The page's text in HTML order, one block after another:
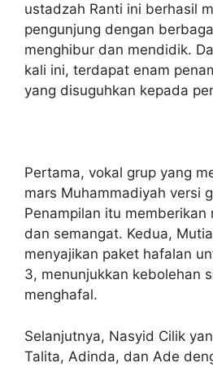
ustadzah Ranti ini berhasil
pengunjung dengan
menghibur dan mendidik.
kali ini, terdapat enam
yang disuguhkan kepada
Pertama, vokal grup yang
mars Muhammadiyah versi
Penampilan itu memberikan
dan semangat. Kedua,
menyajikan paket hafalan
3, menunjukkan kebolehan
menghafal.
Selanjutnya, Nasyid Cilik
Talita, Adinda, dan Ade